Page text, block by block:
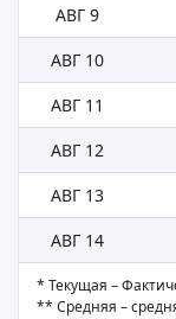
АВГ 9
АВГ 10
АВГ 11
АВГ 12
АВГ 13
АВГ 14
* Текущая –
** Средняя –